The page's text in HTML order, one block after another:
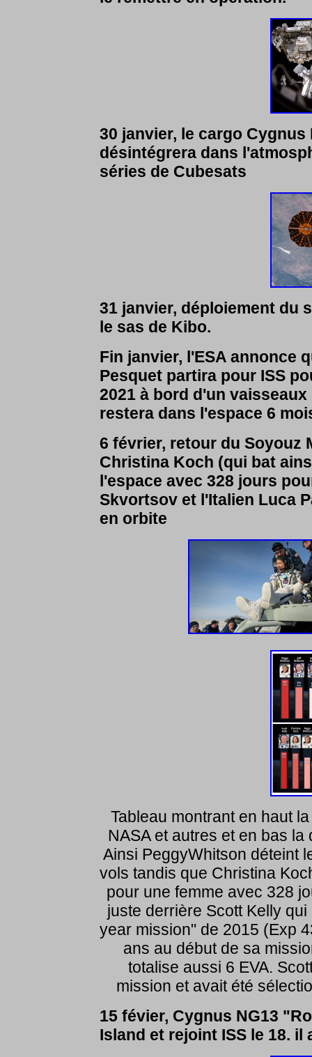
30 janvier, le cargo
désintégrera dans
séries de Cubesats
31 janvier, déploiement du
le sas de Kibo.
Fin janvier, l'ESA annonce
Pesquet partira pour ISS
2021 à bord d'un
restera dans l'espace 6
6 février, retour du Soyouz
Christina Koch (qui bat
l'espace avec 328 jours
Skvortsov et l'Italien Luca
en orbite
Tableau montrant en haut
NASA et autres et en bas
Ainsi PeggyWhitson déteint
vols tandis que Christina
pour une femme avec 328
juste derrière Scott Kelly
year mission" de 2015 (Exp
ans au début de sa
totalise aussi 6 EVA.
mission et avait été
15 févier, Cygnus NG13
Island et rejoint ISS le 18.